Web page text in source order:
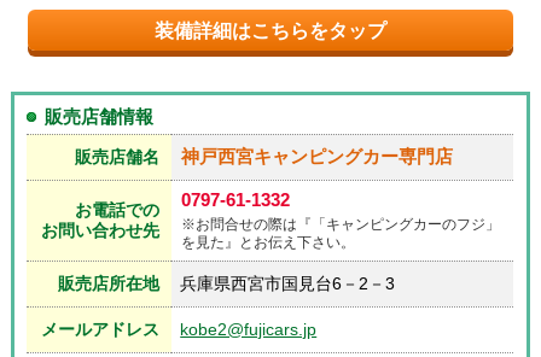
装備詳細はこちらをタップ
販売店舗情報
販売店舗名 神戸西宮キャンピングカー専門店
お電話での
お問い合わせ先
0797-61-1332
※お問合せの際は『「キャンピングカーのフジ」
を見た』とお伝え下さい。
販売店所在地 兵庫県西宮市国見台6－2－3
メールアドレス kobe2@fujicars.jp